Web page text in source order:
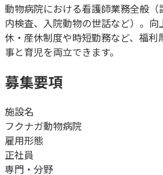
動物病院における看護師業務全般
内検査、入院動物の世話など）。
休・産休制度や時短勤務など、福利
事と育児を両立できます。
募集要項
施設名
フクナガ動物病院
雇用形態
正社員
専門・分野